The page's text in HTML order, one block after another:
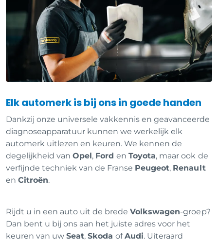
Elk automerk is bij ons in goede handen
Dankzij onze universele vakkennis en geavanceerde
diagnoseapparatuur kunnen we werkelijk elk
automerk uitlezen en keuren. We kennen de
degelijkheid vanOpel , FordenToyota, maar ook de
verfijnde techniek van de Franse Peugeot, Renault
enCitroën.
Rijdt u in een auto uit de bredeVolkswagen-groep?
Dan bent u bij ons aan het juiste adres voor het
keuren van uwSeat,SkodaofAudi. Uiteraard